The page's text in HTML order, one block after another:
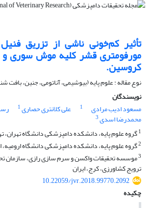
تأثیر کم‌خونی ناشی از تزریق
مورفومتری قشر کلیه موش سوری
کروسین.
نوع مقاله : علوم پایه (بیوشیمی، آناتومی، جنین، بافت
نویسندگان
مسعود ادیب مرادی
1 علی کلانتری حصاری1
محمدرضا اسدی3
1گروه علوم پایه، دانشکده دامپزشکی دانشگاه تهران،
2گروه علوم پایه، دانشکده دامپزشکی دانشگاه ارومیه،
3موسسه تحقیقات واکسن و سرم سازی رازی، سازمان
ترویج کشاورزی، کرج، ایران
10.22059/jvr.2018.99770.2092
چکیده